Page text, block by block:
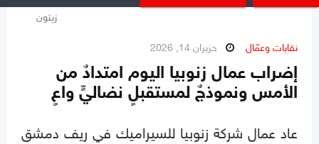
نقابات وعمّال حزيران 14, 2026
إضراب عمال زنوبيا اليوم امتدادٌ من
الأمس ونموذجٌ لمستقبلٍ نضاليٍّ واعٍ
عاد عمال شركة زنوبيا للسيراميك في ريف دمشق